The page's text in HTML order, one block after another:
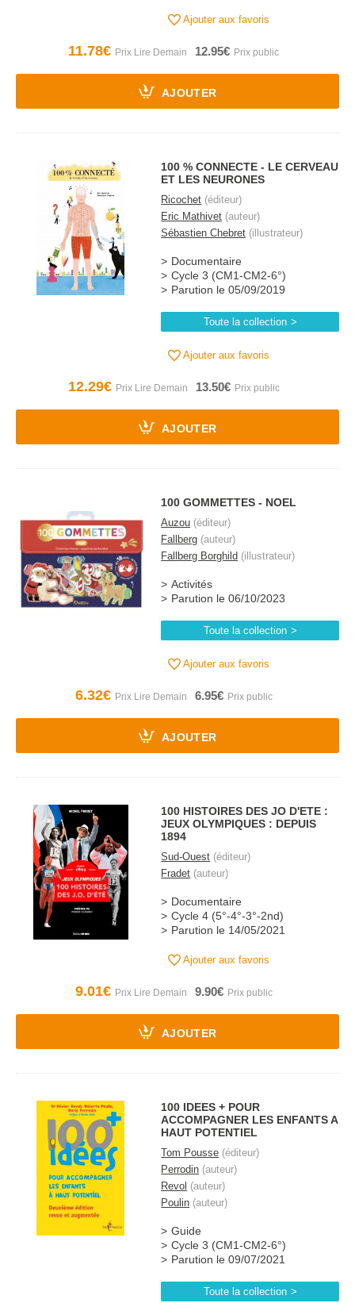
Ajouter aux favoris
11.78€ 12.95€
AJOUTER
100 % CONNECTE - LE CERVEAU
ET LES NEURONES
Ricochet (éditeur)
Eric Mathivet (auteur)
Sébastien Chebret (illustrateur)
Documentaire
Cycle 3 (CM1-CM2-6°)
Parution le 05/09/2019
Toute la collection
Ajouter aux favoris
12.29€ 13.50€
AJOUTER
100 GOMMETTES - NOEL
Auzou (éditeur)
Fallberg (auteur)
Fallberg Borghild (illustrateur)
Activités
Parution le 06/10/2023
Toute la collection
Ajouter aux favoris
6.32€ 6.95€
AJOUTER
100 HISTOIRES DES JO D'ETE :
JEUX OLYMPIQUES : DEPUIS
1894
Sud-Ouest (éditeur)
Fradet (auteur)
Documentaire
Cycle 4 (5°-4°-3°-2nd)
Parution le 14/05/2021
Ajouter aux favoris
9.01€ 9.90€
AJOUTER
100 IDEES + POUR
ACCOMPAGNER LES ENFANTS A
HAUT POTENTIEL
Tom Pousse (éditeur)
Perrodin (auteur)
Revol (auteur)
Poulin (auteur)
Guide
Cycle 3 (CM1-CM2-6°)
Parution le 09/07/2021
Toute la collection